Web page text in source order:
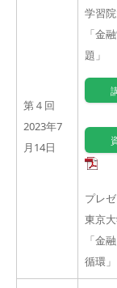
第４回
2023年7
月14日
学習
「金
題」
プレ
東京
「金
循環」